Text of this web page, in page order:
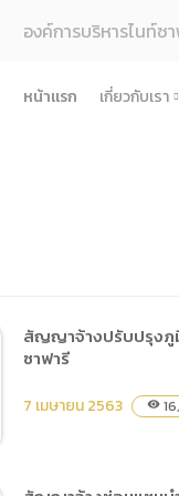
องค์การบริหารไนท์ซ
หน้าแรก เกี่ยวกับเรา
ข้อมูล
ข้อบังคั
สัญญาจ้างปรับปรุงภูมิ
ซาฟารี
7 เมษายน 2563 visibility